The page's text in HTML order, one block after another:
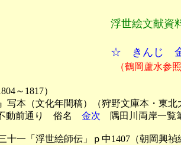
浮世絵文献資
☆ きんじ
（鶴岡蘆水参
～1817）
本（文化年間稿）
（狩野文庫本・東
前通り　俗名 金次 隅田川両岸一覧
一「浮世絵師伝」ｐ中1407（朝岡興禎